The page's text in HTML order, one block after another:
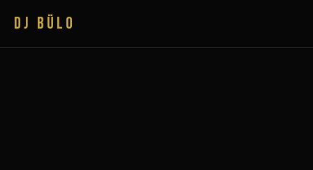
DJ BÜLO